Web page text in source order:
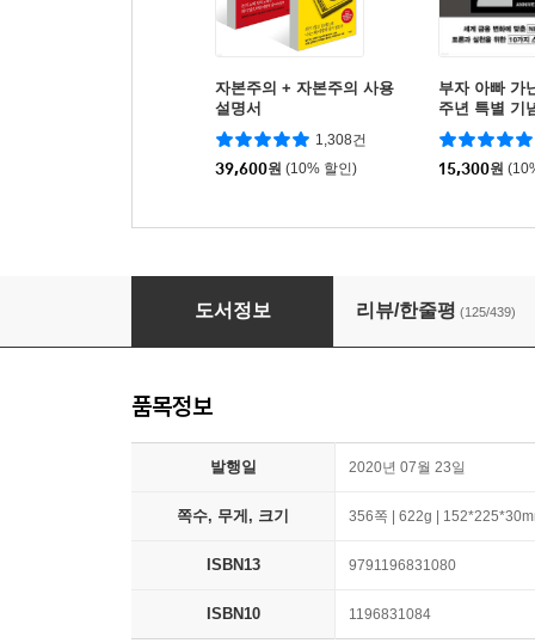
자본주의 + 자본주의 사용
설명서
1,308건
39,600원 (10% 할인)
부자 아빠 가
주년 특별 기
15,300원
부의 대이동
도서정보 리뷰/한줄평 (125/439)
품목정보
발행일 2020년 07월 23일
쪽수, 무게, 크기 356쪽 | 622g |
ISBN13 9791196831080
ISBN10 1196831084